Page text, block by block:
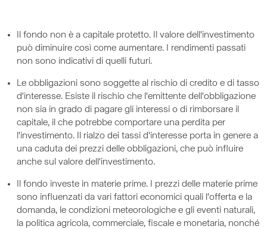
Il fondo non è a capitale protetto. Il valore dell'investimento
può diminuire così come aumentare. I rendimenti passati
non sono indicativi di quelli futuri.
Le obbligazioni sono soggette al rischio di credito e di tasso
d'interesse. Esiste il rischio che l'emittente dell'obbligazione
non sia in grado di pagare gli interessi o di rimborsare il
capitale, il che potrebbe comportare una perdita per
l'investimento. Il rialzo dei tassi d'interesse porta in genere a
una caduta dei prezzi delle obbligazioni, che può influire
anche sul valore dell'investimento.
Il fondo investe in materie prime. I prezzi delle materie prime
sono influenzati da vari fattori economici quali l'offerta e la
domanda, le condizioni meteorologiche e gli eventi naturali,
la politica agricola, commerciale, fiscale e monetaria, nonché